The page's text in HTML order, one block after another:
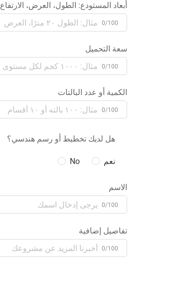
أبعاد المستودع: الطول، العرض، الارتفاع
0/100
سعة التحميل
0/100
الكمية أو عدد البالتات
0/100
هل لديك تخطيط أو رسم هندسي؟
نعم No
الاسم
0/100
تفاصيل إضافية
0/100